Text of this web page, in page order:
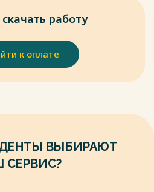
с.
после покупки
работу
к оплате
ВЫБИРАЮТ
СЕРВИС?